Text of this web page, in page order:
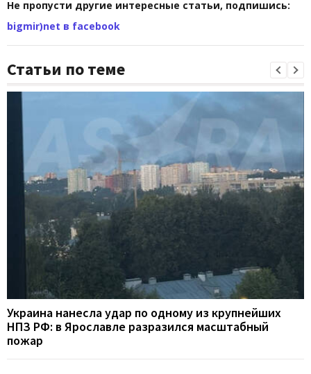
Не пропусти другие интересные статьи, подпишись:
bigmir)net в facebook
Статьи по теме
Украина нанесла удар по одному из крупнейших
НПЗ РФ: в Ярославле разразился масштабный
пожар